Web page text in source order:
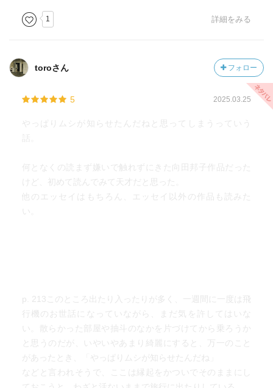
1 詳細をみる
toroさん フォロー
5 2025.03.25
やっぱりムシが知らせたんだねと思ってしまうっていう
話。
何となくの読まず嫌いで触れずにきた向田邦子作品だった
けど、初めて読んでみて天才だと思った。
他のエッセイはもちろん、エッセイ以外の作品も読みた
い。
p. 213このところ出たり入ったりが多く、一週間に一度は飛
行機のお世話になっていながら、まだ気を許してはいな
い。散らかった部屋や抽斗のなかを片づけてから乗ろうか
と思うのだが、いやいやあまり綺麗にすると、万一のこと
があったとき、「やっぱりムシが知らせたんだね」
などと言われそうで、ここは縁起をかついでそのままにし